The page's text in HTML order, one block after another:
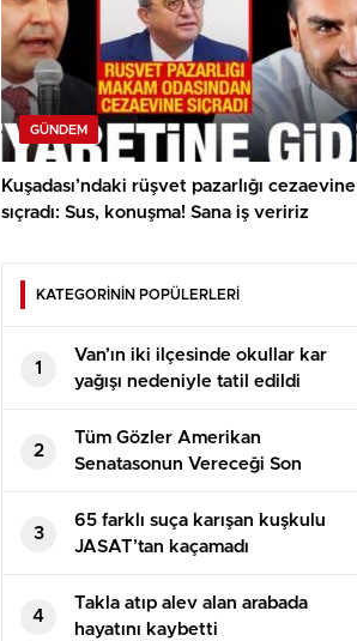
GÜNDEM
Kuşadası’ndaki rüşvet pazarlığı cezaevine
sıçradı: Sus, konuşma! Sana iş veririz
KATEGORİNİN POPÜLERLERİ
1
Van’ın iki ilçesinde okullar kar
yağışı nedeniyle tatil edildi
2
Tüm Gözler Amerikan
Senatasonun Vereceği Son
Kararda
3
65 farklı suça karışan kuşkulu
JASAT’tan kaçamadı
4
Takla atıp alev alan arabada
hayatını kaybetti